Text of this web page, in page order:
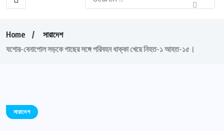
Home
সারাদেশ
যশোর-বেনাপোল সড়কে গাছের সঙ্গে পরিবহন ধাক্কা খেয়ে নিহত-১ আহত-১৫।
সারাদেশ